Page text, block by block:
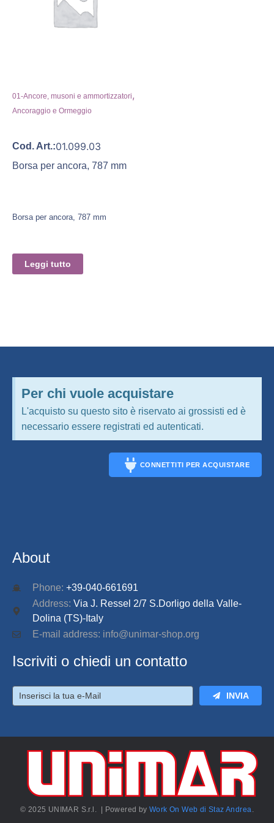
01-Ancore, musoni e ammortizzatori,
Ancoraggio e Ormeggio
Cod. Art.:01.099.03
Borsa per ancora, 787 mm
Borsa per ancora, 787 mm
Leggi tutto
Per chi vuole acquistare
L'acquisto su questo sito è riservato ai grossisti ed è
necessario essere registrati ed autenticati.
CONNETTITI PER ACQUISTARE
About
Phone: +39-040-661691
Address: Via J. Ressel 2/7 S.Dorligo della Valle-
Dolina (TS)-Italy
E-mail address: info@unimar-shop.org
Iscriviti o chiedi un contatto
INVIA
© 2025 UNIMAR S.r.l. | Powered byWork On Web di Staz Andrea.